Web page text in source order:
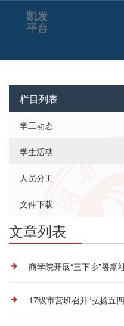
学生活动-凯发平台
凯发
平台
栏目列表
学工动态
学生活动
人员分工
文件下载
文章列表
商学院开展“三下乡”暑期
17级市营班召开“弘扬五